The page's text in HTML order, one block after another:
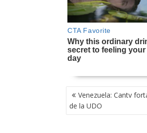
NAVEGACIÓN
DE
ENTRADAS
Venezuela: Cantv
de la UDO